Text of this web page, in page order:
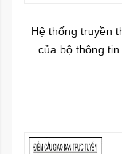
Hệ thống truyền
của bộ thông